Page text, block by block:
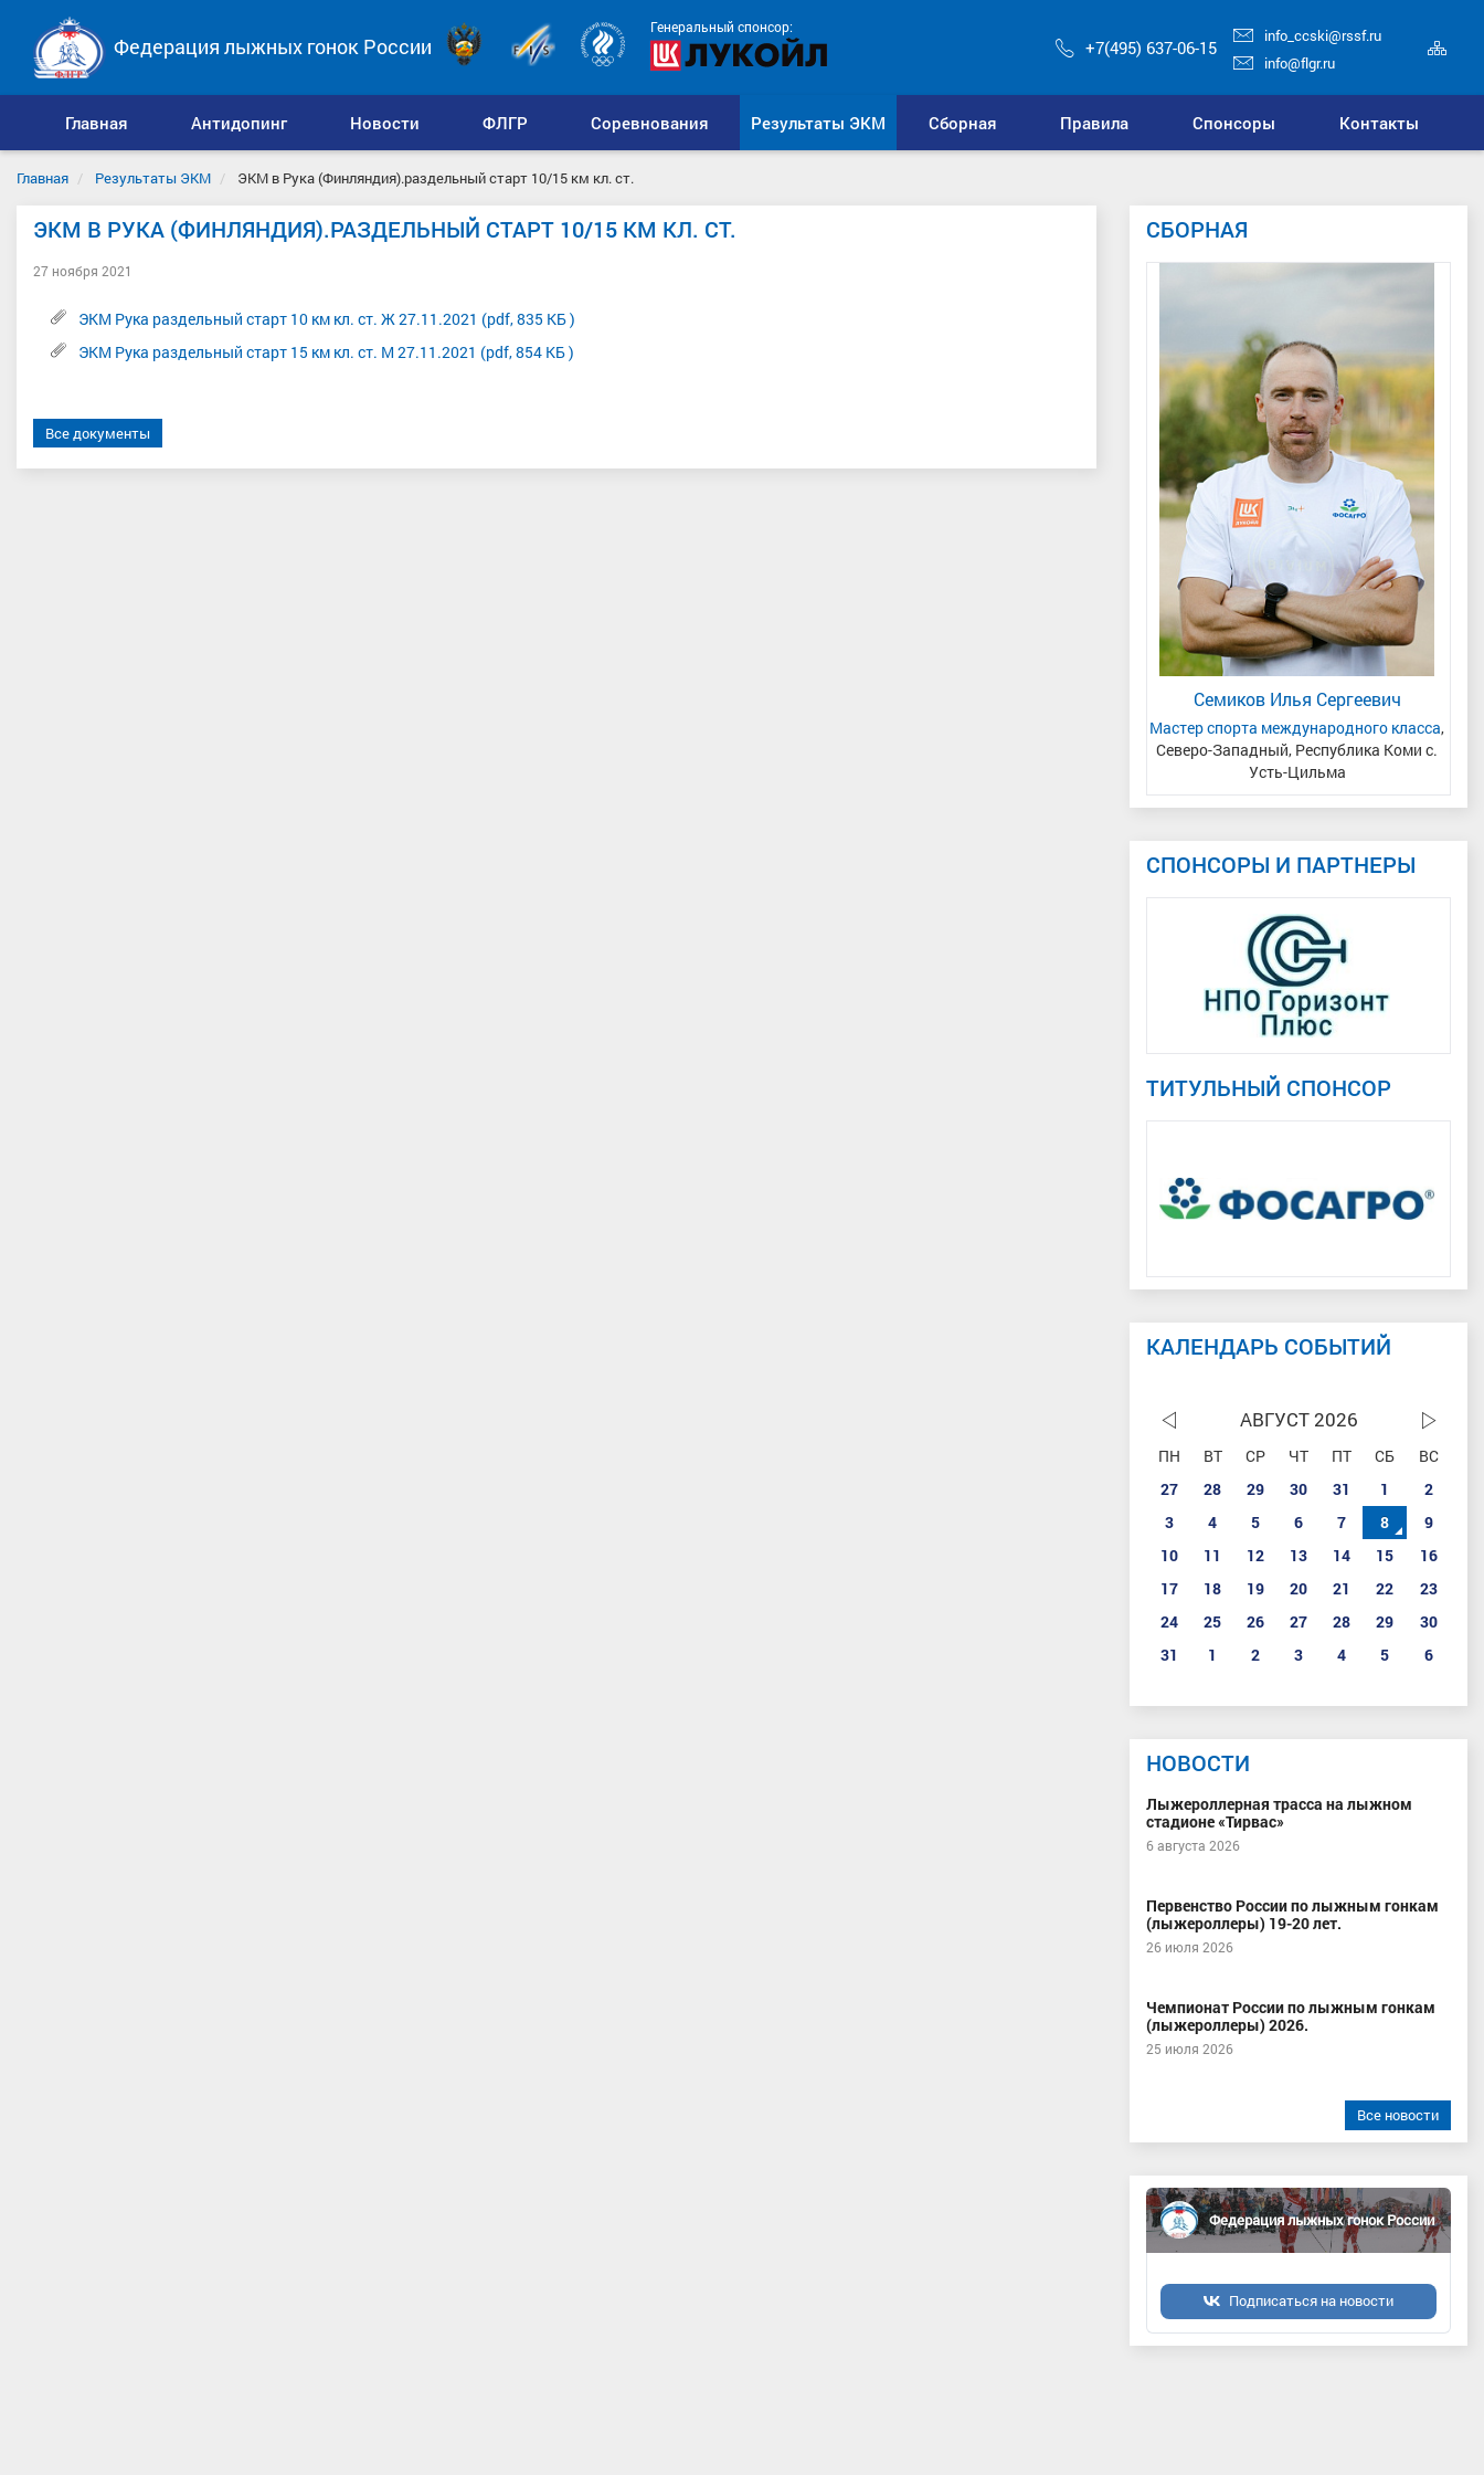
Генеральный спонсор:
Федерация лыжных гонок России +7(495) 637-06-15
info_ccski@rssf.ru
info@flgr.ru
Главная Антидопинг Новости ФЛГР Соревнования Результаты ЭКМ Сборная Правила Спонсоры Контакты
Главная Результаты ЭКМ ЭКМ в Рука (Финляндия).раздельный старт 10/15 км кл. ст.
ЭКМ В РУКА (ФИНЛЯНДИЯ).РАЗДЕЛЬНЫЙ СТАРТ 10/15 КМ КЛ. СТ.
27 ноября 2021
ЭКМ Рука раздельный старт 10 км кл. ст. Ж 27.11.2021 (pdf, 835 КБ )
ЭКМ Рука раздельный старт 15 км кл. ст. М 27.11.2021 (pdf, 854 КБ )
Все документы
СБОРНАЯ
Семиков Илья Сергеевич
Мастер спорта международного класса,
Северо-Западный, Республика Коми с.
Усть-Цильма
СПОНСОРЫ И ПАРТНЕРЫ
ТИТУЛЬНЫЙ СПОНСОР
КАЛЕНДАРЬ СОБЫТИЙ
АВГУСТ 2026
ПН ВТ СР ЧТ ПТ СБ
ВС
27
28 29 30 31 1
2
3
4 5 6 7 8
9
10
11 12 13 14 15
16
17
18 19 20 21 22
23
24
25 26 27 28 29
30
31
1 2 3 4 5 6
НОВОСТИ
Лыжероллерная трасса на лыжном
стадионе «Тирвас»
6 августа 2026
Первенство России по лыжным гонкам
(лыжероллеры) 19-20 лет.
26 июля 2026
Чемпионат России по лыжным гонкам
(лыжероллеры) 2026.
25 июля 2026
Все новости
Федерация лыжных гонок России
Подписаться на новости